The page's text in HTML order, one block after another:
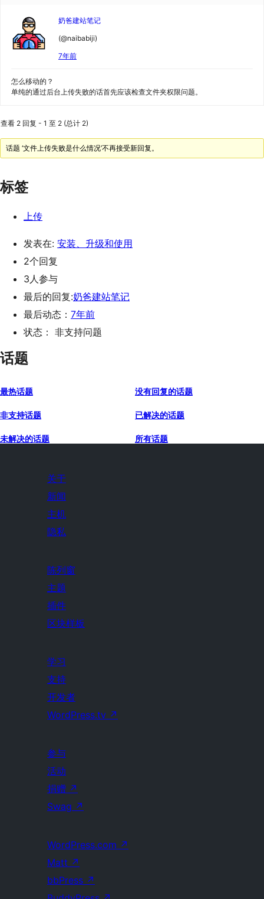
奶爸建站笔记
(@naibabiji)
7年前
怎么移动的？
单纯的通过后台上传失败的话首先应该检查文件夹权限问题。
查看 2 回复 - 1 至 2 (总计 2)
话题 ‘文件上传失败是什么情况’不再接受新回复。
标签
上传
发表在: 安装、升级和使用
2个回复
3人参与
最后的回复:奶爸建站笔记
最后动态： 7年前
状态： 非支持问题
话题
最热话题 没有回复的话题
非支持话题 已解决的话题
未解决的话题 所有话题
关于
新闻
主机
隐私
陈列窗
主题
插件
区块样板
学习
支持
开发者
WordPress.tv ↗
参与
活动
捐赠 ↗
Swag ↗
WordPress.com ↗
Matt ↗
bbPress ↗